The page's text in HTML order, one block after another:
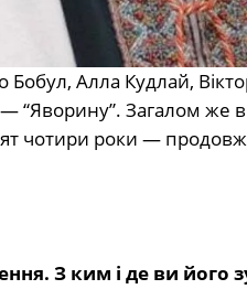
Алла Кудлай,
“Яворину”. Загалом
чотири роки —
З ким і де ви його